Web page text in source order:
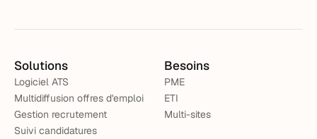
Solutions
Logiciel ATS
Multidiffusion offres d'emploi
Gestion recrutement
Suivi candidatures
Besoins
PME
ETI
Multi-sites